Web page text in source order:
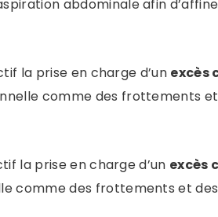
abdominale afin
la prise en charge d’un excès
comme des frottements
la prise en charge d’un excès
comme des frottements et